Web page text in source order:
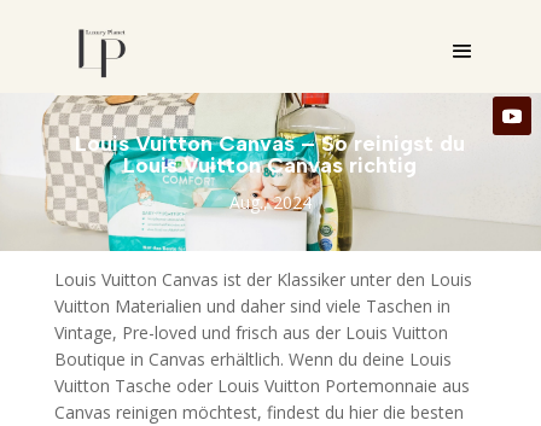
Louis Vuitton Canvas – So reinigst du
Louis Vuitton Canvas richtig
Aug., 2024
Louis Vuitton Canvas ist der Klassiker unter den Louis
Vuitton Materialien und daher sind viele Taschen in
Vintage, Pre-loved und frisch aus der Louis Vuitton
Boutique in Canvas erhältlich. Wenn du deine Louis
Vuitton Tasche oder Louis Vuitton Portemonnaie aus
Canvas reinigen möchtest, findest du hier die besten